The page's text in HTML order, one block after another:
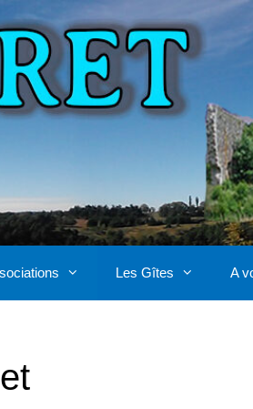
Les Gîtes A